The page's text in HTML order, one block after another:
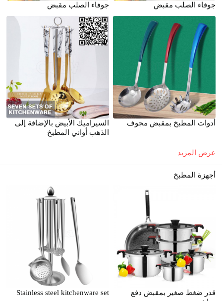
جوفاء الصلب مقبض جوفاء الصلب مقبض
أدوات المطبخ بمقبض مجوف
السيراميك الأبيض بالإضافة إلى
الذهب أواني المطبخ
عرض المزيد
أجهزة المطبخ
قدر ضغط صغير بمقبض دفع
Stainless steel kitchenware set